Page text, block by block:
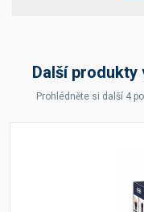
Další
Prohlédněte si další 4